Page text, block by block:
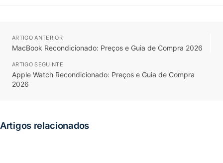
ARTIGO ANTERIOR
MacBook Recondicionado: Preços e Guia de Compra 2026
ARTIGO SEGUINTE
Apple Watch Recondicionado: Preços e Guia de Compra
2026
Artigos relacionados